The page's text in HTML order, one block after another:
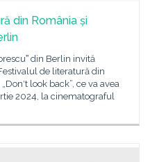
din România și
din Berlin invită
de literatură din
look back”, ce va avea
2024, la cinematograful